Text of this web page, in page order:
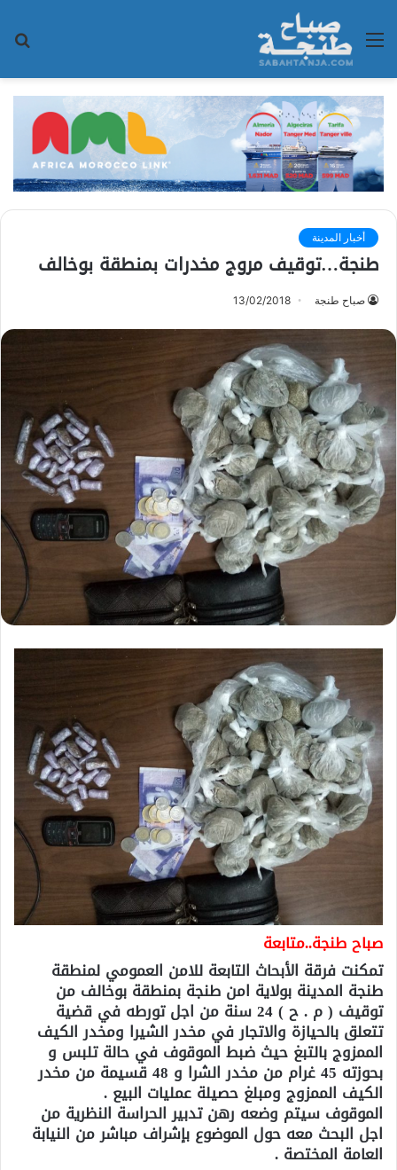
القائمة
أخبار المدينة
طنجة…توقيف مروج مخدرات بمنطقة بوخالف
صباح طنجة 13/02/2018
صباح طنجة..متابعة
تمكنت فرقة الأبحاث التابعة للامن العمومي لمنطقة
طنجة المدينة بولاية امن طنجة بمنطقة بوخالف من
توقيف ( م . ح ) 24 سنة من اجل تورطه في قضية
تتعلق بالحيازة والاتجار في مخدر الشيرا ومخدر الكيف
الممزوج بالتبغ حيث ضبط الموقوف في حالة تلبس و
بحوزته 45 غرام من مخدر الشرا و 48 قسيمة من مخدر
الكيف الممزوج ومبلغ حصيلة عمليات البيع .
الموقوف سيتم وضعه رهن تدبير الحراسة النظرية من
اجل البحث معه حول الموضوع بإشراف مباشر من النيابة
العامة المختصة .